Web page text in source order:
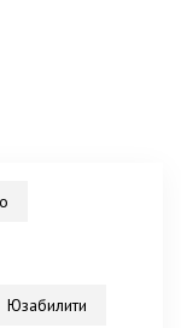
Юзабилити